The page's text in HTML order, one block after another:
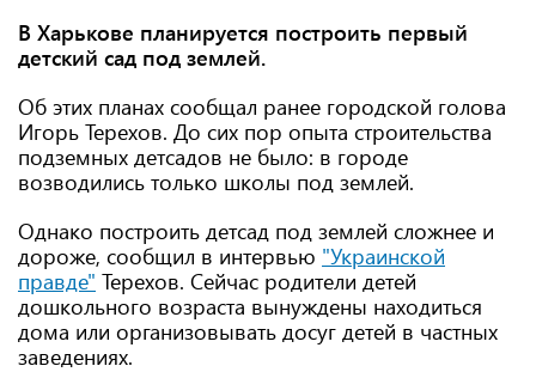
В Харькове планируется построить первый
детский сад под землей.
Об этих планах сообщал ранее городской голова
Игорь Терехов. До сих пор опыта строительства
подземных детсадов не было: в городе
возводились только школы под землей.
Однако построить детсад под землей сложнее и
дороже, сообщил в интервью "Украинской
правде" Терехов. Сейчас родители детей
дошкольного возраста вынуждены находиться
дома или организовывать досуг детей в частных
заведениях.